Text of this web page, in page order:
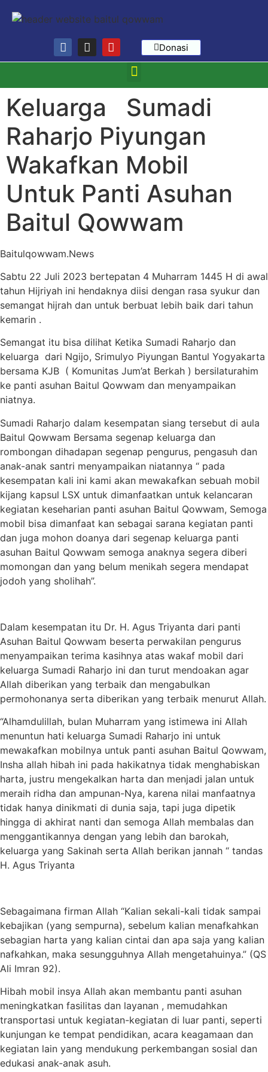
Donasi
Keluarga Sumadi
Raharjo Piyungan
Wakafkan Mobil
Untuk Panti Asuhan
Baitul Qowwam
Baitulqowwam.News
Sabtu 22 Juli 2023 bertepatan 4 Muharram 1445 H di awal
tahun Hijriyah ini hendaknya diisi dengan rasa syukur dan
semangat hijrah dan untuk berbuat lebih baik dari tahun
kemarin .
Semangat itu bisa dilihat Ketika Sumadi Raharjo dan
keluarga dari Ngijo, Srimulyo Piyungan Bantul Yogyakarta
bersama KJB ( Komunitas Jum’at Berkah ) bersilaturahim
ke panti asuhan Baitul Qowwam dan menyampaikan
niatnya.
Sumadi Raharjo dalam kesempatan siang tersebut di aula
Baitul Qowwam Bersama segenap keluarga dan
rombongan dihadapan segenap pengurus, pengasuh dan
anak-anak santri menyampaikan niatannya “ pada
kesempatan kali ini kami akan mewakafkan sebuah mobil
kijang kapsul LSX untuk dimanfaatkan untuk kelancaran
kegiatan keseharian panti asuhan Baitul Qowwam, Semoga
mobil bisa dimanfaat kan sebagai sarana kegiatan panti
dan juga mohon doanya dari segenap keluarga panti
asuhan Baitul Qowwam semoga anaknya segera diberi
momongan dan yang belum menikah segera mendapat
jodoh yang sholihah”.
Dalam kesempatan itu Dr. H. Agus Triyanta dari panti
Asuhan Baitul Qowwam beserta perwakilan pengurus
menyampaikan terima kasihnya atas wakaf mobil dari
keluarga Sumadi Raharjo ini dan turut mendoakan agar
Allah diberikan yang terbaik dan mengabulkan
permohonanya serta diberikan yang terbaik menurut Allah.
“Alhamdulillah, bulan Muharram yang istimewa ini Allah
menuntun hati keluarga Sumadi Raharjo ini untuk
mewakafkan mobilnya untuk panti asuhan Baitul Qowwam,
Insha allah hibah ini pada hakikatnya tidak menghabiskan
harta, justru mengekalkan harta dan menjadi jalan untuk
meraih ridha dan ampunan-Nya, karena nilai manfaatnya
tidak hanya dinikmati di dunia saja, tapi juga dipetik
hingga di akhirat nanti dan semoga Allah membalas dan
menggantikannya dengan yang lebih dan barokah,
keluarga yang Sakinah serta Allah berikan jannah “ tandas
H. Agus Triyanta
Sebagaimana firman Allah “Kalian sekali-kali tidak sampai
kebajikan (yang sempurna), sebelum kalian menafkahkan
sebagian harta yang kalian cintai dan apa saja yang kalian
nafkahkan, maka sesungguhnya Allah mengetahuinya.” (QS
Ali Imran 92).
Hibah mobil insya Allah akan membantu panti asuhan
meningkatkan fasilitas dan layanan , memudahkan
transportasi untuk kegiatan-kegiatan di luar panti, seperti
kunjungan ke tempat pendidikan, acara keagamaan dan
kegiatan lain yang mendukung perkembangan sosial dan
edukasi anak-anak asuh.